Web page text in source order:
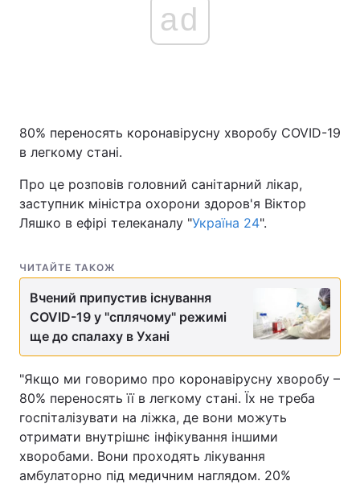
ad
80% переносять коронавірусну хворобу COVID-19
в легкому стані.
Про це розповів головний санітарний лікар,
заступник міністра охорони здоров'я Віктор
Ляшко в ефірі телеканалу "Україна 24".
ЧИТАЙТЕ ТАКОЖ
Вчений припустив існування
COVID-19 у "сплячому" режимі
ще до спалаху в Ухані
"Якщо ми говоримо про коронавірусну хворобу –
80% переносять її в легкому стані. Їх не треба
госпіталізувати на ліжка, де вони можуть
отримати внутрішнє інфікування іншими
хворобами. Вони проходять лікування
амбулаторно під медичним наглядом. 20%